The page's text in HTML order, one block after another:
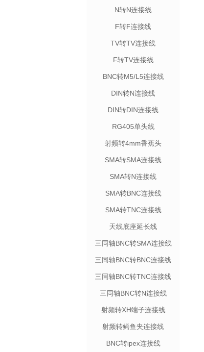
N转N连接线
F转F连接线
TV转TV连接线
F转TV连接线
BNC转M5/L5连接线
DIN转N连接线
DIN转DIN连接线
RG405单头线
射频转4mm香蕉头
SMA转SMA连接线
SMA转N连接线
SMA转BNC连接线
SMA转TNC连接线
天线底座延长线
三同轴BNC转SMA连接线
三同轴BNC转BNC连接线
三同轴BNC转TNC连接线
三同轴BNC转N连接线
射频转XH端子连接线
射频转鳄鱼夹连接线
BNC转ipex连接线